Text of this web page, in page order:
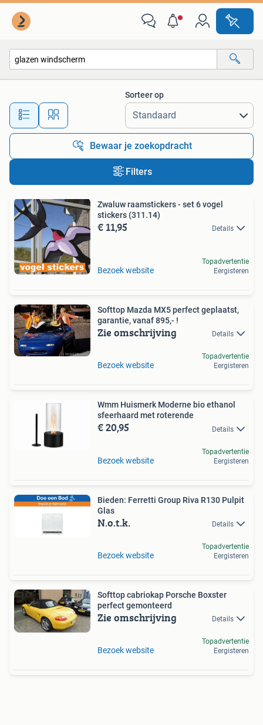
Alle afstanden…
Sorteer op
Bewaar je zoekopdracht
Filters
Zwaluw raamstickers - set 6 vogel
stickers (311.14)
€ 11,95 Details
Bezoek website
Topadvertentie
Eergisteren
Softtop Mazda MX5 perfect geplaatst,
garantie, vanaf 895,- !
Zie omschrijving Details
Bezoek website
Topadvertentie
Eergisteren
Wmm Huismerk Moderne bio ethanol
sfeerhaard met roterende
€ 20,95 Details
Bezoek website
Topadvertentie
Eergisteren
Bieden: Ferretti Group Riva R130 Pulpit
Glas
N.o.t.k. Details
Bezoek website
Topadvertentie
Eergisteren
Softtop cabriokap Porsche Boxster
perfect gemonteerd
Zie omschrijving Details
Bezoek website
Topadvertentie
Eergisteren